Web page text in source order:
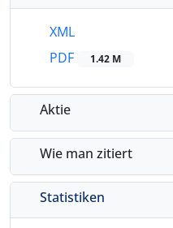
XML
PDF
1.42 M
Aktie
Wie man zitiert
Statistiken